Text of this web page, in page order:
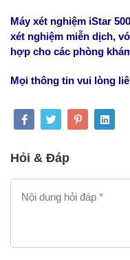
Máy xét nghiệm iStar
xét nghiệm miễn dịch,
hợp cho các phòng
Mọi thông tin vui lòng
Hỏi & Đáp